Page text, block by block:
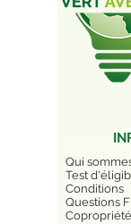
Qui
Test
Conditions
Questions
Copropriété